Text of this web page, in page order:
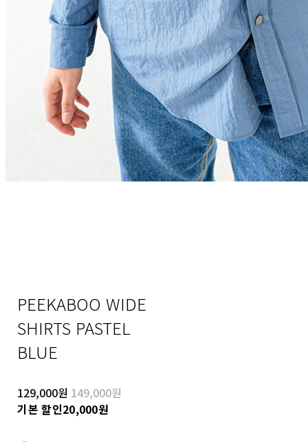
PEEKABOO WIDE
SHIRTS PASTEL
BLUE
129,000원 149,000원
기본 할인20,000원